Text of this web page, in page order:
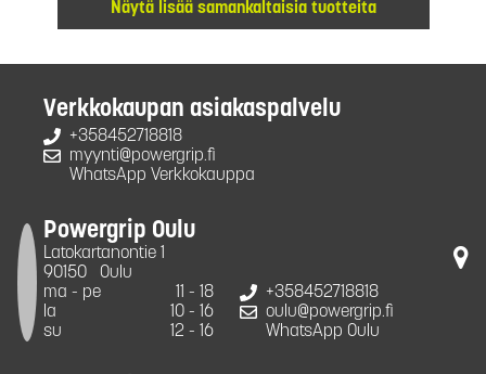
Näytä lisää samankaltaisia tuotteita
Verkkokaupan asiakaspalvelu
+358452718818
myynti@powergrip.fi
WhatsApp Verkkokauppa
Powergrip Oulu
Latokartanontie 1
90150
Oulu
ma - pe
11 - 18
la
10 - 16
su
12 - 16
+358452718818
oulu@powergrip.fi
WhatsApp Oulu